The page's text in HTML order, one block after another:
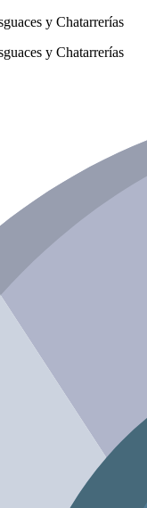
y Chatarrerías
y Chatarrerías